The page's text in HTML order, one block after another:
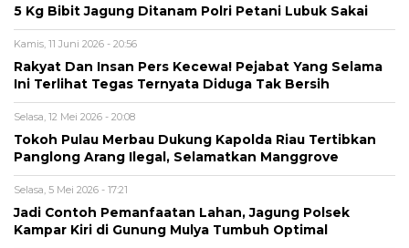
5 Kg Bibit Jagung Ditanam Polri Petani Lubuk Sakai
Kamis, 11 Juni 2026 - 20:56
Rakyat Dan Insan Pers Kecewa! Pejabat Yang Selama
Ini Terlihat Tegas Ternyata Diduga Tak Bersih
Selasa, 12 Mei 2026 - 20:08
Tokoh Pulau Merbau Dukung Kapolda Riau Tertibkan
Panglong Arang Ilegal, Selamatkan Manggrove
Selasa, 5 Mei 2026 - 17:21
Jadi Contoh Pemanfaatan Lahan, Jagung Polsek
Kampar Kiri di Gunung Mulya Tumbuh Optimal